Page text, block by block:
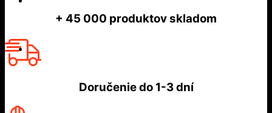
+ 45 000 produktov skladom
Doručenie do1-3 dní